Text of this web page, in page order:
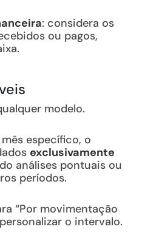
: considera os
ou pagos,
modelo.
específico, o
exclusivamente
análises pontuais ou
períodos.
“Por movimentação
o intervalo.